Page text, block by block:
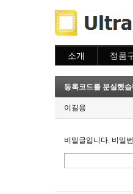
소개 정품
주문조
이용안
등록코드를 분실했
이길용
비밀글입니다. 비밀